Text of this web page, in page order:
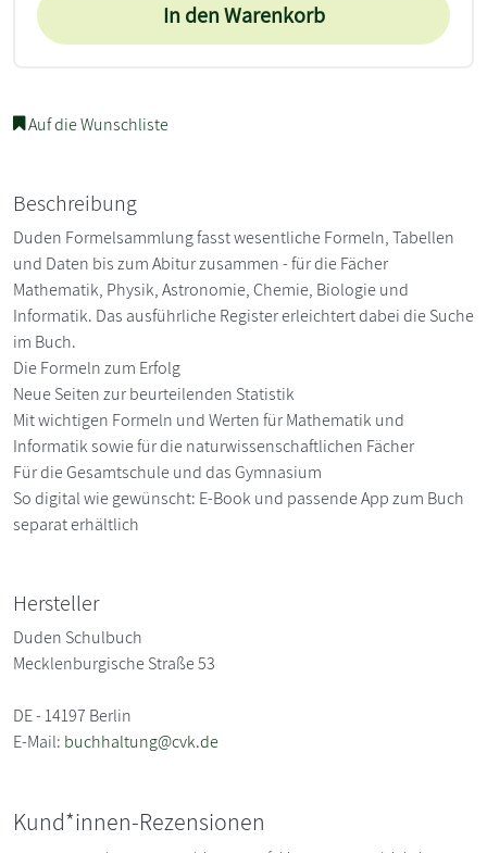
In den Warenkorb
Auf die Wunschliste
Beschreibung
Duden Formelsammlung fasst wesentliche Formeln, Tabellen
und Daten bis zum Abitur zusammen - für die Fächer
Mathematik, Physik, Astronomie, Chemie, Biologie und
Informatik. Das ausführliche Register erleichtert dabei die Suche
im Buch.
Die Formeln zum Erfolg
Neue Seiten zur beurteilenden Statistik
Mit wichtigen Formeln und Werten für Mathematik und
Informatik sowie für die naturwissenschaftlichen Fächer
Für die Gesamtschule und das Gymnasium
So digital wie gewünscht: E-Book und passende App zum Buch
separat erhältlich
Hersteller
Duden Schulbuch
Mecklenburgische Straße 53
DE - 14197 Berlin
E-Mail: buchhaltung@cvk.de
Kund*innen-Rezensionen